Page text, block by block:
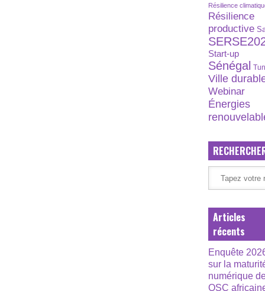
Résilience
Résilience
productive
Start-up
Sénégal
Ville
Webinar
Énergies
Articles
récents
Enquête
sur la
numérique
OSC